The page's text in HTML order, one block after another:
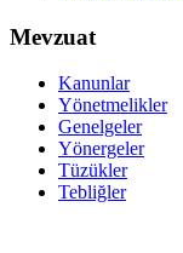
Mevzuat
Kanunlar
Yönetmelikler
Genelgeler
Yönergeler
Tüzükler
Tebliğler